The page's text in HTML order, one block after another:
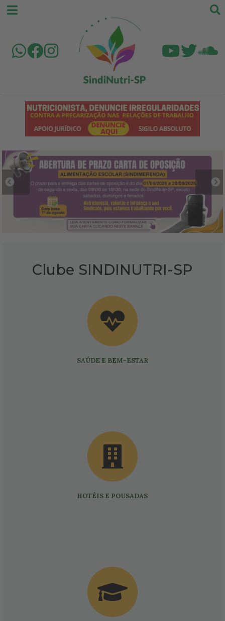
Clube SINDINUTRI-SP
SAÚDE E BEM-ESTAR
HOTÉIS E POUSADAS